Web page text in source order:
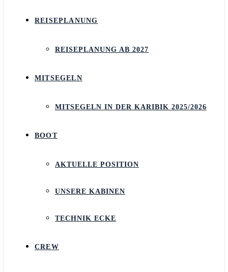
REISEPLANUNG
REISEPLANUNG AB 2027
MITSEGELN
MITSEGELN IN DER KARIBIK 2025/2026
BOOT
AKTUELLE POSITION
UNSERE KABINEN
TECHNIK ECKE
CREW